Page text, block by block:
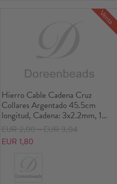
Venta
Hierro Cable Cadena Cruz
Collares Argentado 45.5cm
longitud, Cadena: 3x2.2mm, 1
Paquete ( 12 Unidades/Paquete)
EUR 2,00～EUR 3,04
EUR 1,80